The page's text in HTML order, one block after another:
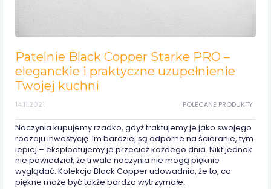
Patelnie Black Copper Starke PRO –
eleganckie i praktyczne uzupełnienie
Twojej kuchni
POLECANE PRODUKTY
14.11.2021
Naczynia kupujemy rzadko, gdyż traktujemy je jako swojego
rodzaju inwestycję. Im bardziej są odporne na ścieranie, tym
lepiej – eksploatujemy je przecież każdego dnia. Nikt jednak
nie powiedział, że trwałe naczynia nie mogą pięknie
wyglądać. Kolekcja Black Copper udowadnia, że to, co
piękne może być także bardzo wytrzymałe.